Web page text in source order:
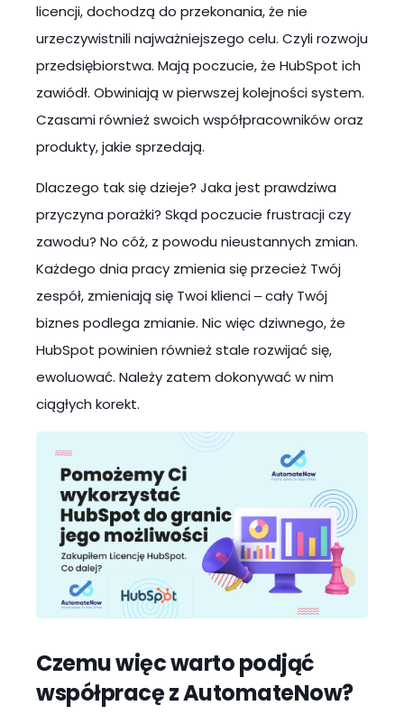
licencji, dochodzą do przekonania, że nie
urzeczywistnili najważniejszego celu. Czyli rozwoju
przedsiębiorstwa. Mają poczucie, że HubSpot ich
zawiódł. Obwiniają w pierwszej kolejności system.
Czasami również swoich współpracowników oraz
produkty, jakie sprzedają.
Dlaczego tak się dzieje? Jaka jest prawdziwa
przyczyna porażki? Skąd poczucie frustracji czy
zawodu? No cóż, z powodu nieustannych zmian.
Każdego dnia pracy zmienia się przecież Twój
zespół, zmieniają się Twoi klienci ‒ cały Twój
biznes podlega zmianie. Nic więc dziwnego, że
HubSpot powinien również stale rozwijać się,
ewoluować. Należy zatem dokonywać w nim
ciągłych korekt.
Czemu więc warto podjąć
współpracę z AutomateNow?